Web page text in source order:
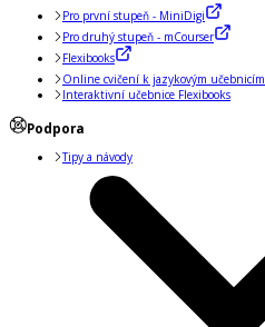
Pro první stupeň - MiniDigi
Pro druhý stupeň - mCourser
Flexibooks
Online cvičení k jazykovým učebnicím
Interaktivní učebnice Flexibooks
Podpora
Tipy a návody